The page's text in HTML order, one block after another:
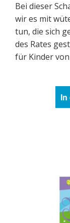
Bei dieser
wir es mit
tun, die sich
des Rates
für Kinder von
In